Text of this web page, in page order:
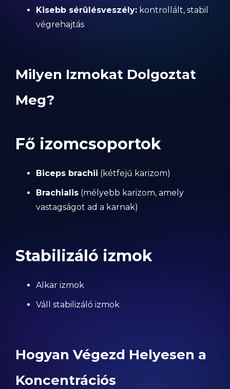
Kisebb sérülésveszély: kontrollált, stabil
végrehajtás
Milyen Izmokat Dolgoztat
Meg?
Fő izomcsoportok
Biceps brachii (kétfejű karizom)
Brachialis (mélyebb karizom, amely
vastagságot ad a karnak)
Stabilizáló izmok
Alkar izmok
Váll stabilizáló izmok
Hogyan Végezd Helyesen a
Koncentrációs